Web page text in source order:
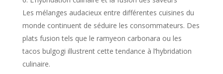
Les mélanges audacieux entre différentes cuisines du
monde continuent de séduire les consommateurs. Des
plats fusion tels que le ramyeon carbonara ou les
tacos bulgogi illustrent cette tendance à l’hybridation
culinaire.